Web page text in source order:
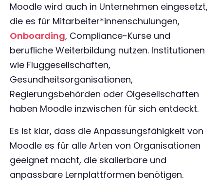
Moodle wird auch in Unternehmen eingesetzt,
die es für Mitarbeiter*innenschulungen,
Onboarding, Compliance-Kurse und
berufliche Weiterbildung nutzen. Institutionen
wie Fluggesellschaften,
Gesundheitsorganisationen,
Regierungsbehörden oder Ölgesellschaften
haben Moodle inzwischen für sich entdeckt.
Es ist klar, dass die Anpassungsfähigkeit von
Moodle es für alle Arten von Organisationen
geeignet macht, die skalierbare und
anpassbare Lernplattformen benötigen.